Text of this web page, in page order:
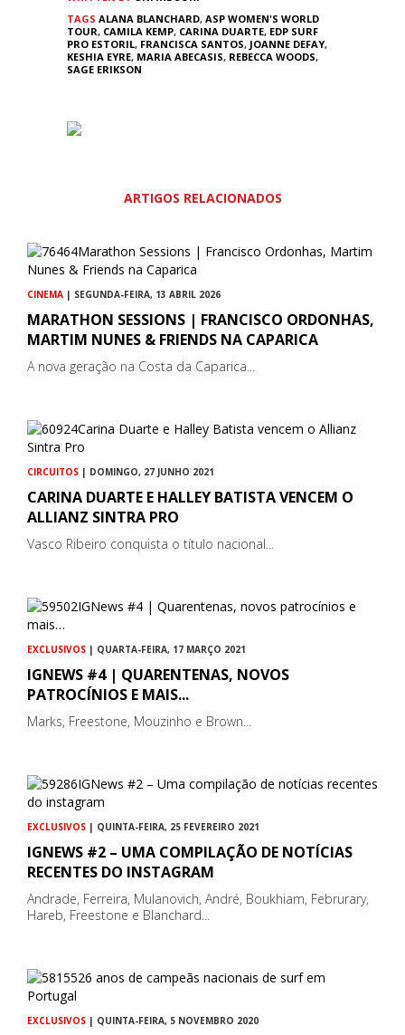
TAGS ALANA BLANCHARD, ASP WOMEN'S WORLD
TOUR, CAMILA KEMP, CARINA DUARTE, EDP SURF
PRO ESTORIL, FRANCISCA SANTOS, JOANNE DEFAY,
KESHIA EYRE, MARIA ABECASIS, REBECCA WOODS,
SAGE ERIKSON
ARTIGOS RELACIONADOS
CINEMA | SEGUNDA-FEIRA, 13 ABRIL 2026
MARATHON SESSIONS | FRANCISCO ORDONHAS,
MARTIM NUNES & FRIENDS NA CAPARICA
A nova geração na Costa da Caparica...
CIRCUITOS | DOMINGO, 27 JUNHO 2021
CARINA DUARTE E HALLEY BATISTA VENCEM O
ALLIANZ SINTRA PRO
Vasco Ribeiro conquista o título nacional...
EXCLUSIVOS | QUARTA-FEIRA, 17 MARÇO 2021
IGNEWS #4 | QUARENTENAS, NOVOS
PATROCÍNIOS E MAIS...
Marks, Freestone, Mouzinho e Brown...
EXCLUSIVOS | QUINTA-FEIRA, 25 FEVEREIRO 2021
IGNEWS #2 – UMA COMPILAÇÃO DE NOTÍCIAS
RECENTES DO INSTAGRAM
Andrade, Ferreira, Mulanovich, André, Boukhiam, Februrary,
Hareb, Freestone e Blanchard...
EXCLUSIVOS | QUINTA-FEIRA, 5 NOVEMBRO 2020